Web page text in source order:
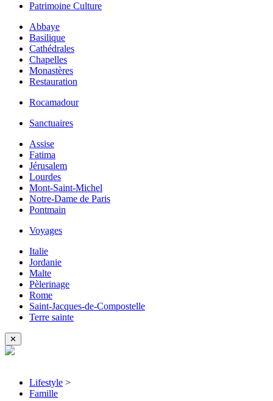
Patrimoine Culture
Abbaye
Basilique
Cathédrales
Chapelles
Monastères
Restauration
Rocamadour
Sanctuaires
Assise
Fatima
Jérusalem
Lourdes
Mont-Saint-Michel
Notre-Dame de Paris
Pontmain
Voyages
Italie
Jordanie
Malte
Pèlerinage
Rome
Saint-Jacques-de-Compostelle
Terre sainte
✕
Lifestyle >
Famille